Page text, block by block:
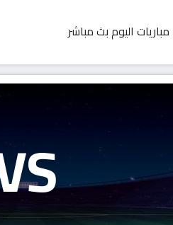
مباريات اليوم بث مباشر